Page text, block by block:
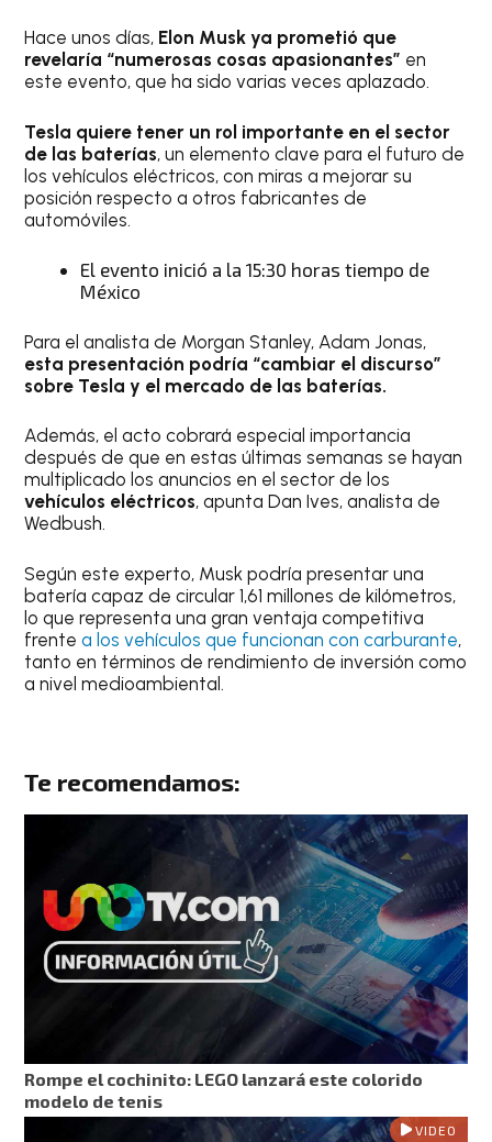
Hace unos días, Elon Musk ya prometió que
revelaría “numerosas cosas apasionantes” en
este evento, que ha sido varias veces aplazado.
Tesla quiere tener un rol importante en el sector
de las baterías, un elemento clave para el futuro de
los vehículos eléctricos, con miras a mejorar su
posición respecto a otros fabricantes de
automóviles.
El evento inició a la 15:30 horas tiempo de
México
Para el analista de Morgan Stanley, Adam Jonas,
esta presentación podría “cambiar el discurso”
sobre Tesla y el mercado de las baterías.
Además, el acto cobrará especial importancia
después de que en estas últimas semanas se hayan
multiplicado los anuncios en el sector de los
vehículos eléctricos, apunta Dan Ives, analista de
Wedbush.
Según este experto, Musk podría presentar una
batería capaz de circular 1,61 millones de kilómetros,
lo que representa una gran ventaja competitiva
frente a los vehículos que funcionan con carburante,
tanto en términos de rendimiento de inversión como
a nivel medioambiental.
Te recomendamos:
Rompe el cochinito: LEGO lanzará este colorido
modelo de tenis
VIDEO